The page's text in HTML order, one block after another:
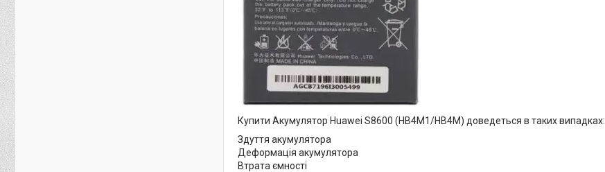
Купити Акумулятор Huawei S8600 (HB4M1/HB4M) доведеться в таких випадках:
Здуття акумулятора
Деформація акумулятора
Втрата ємності